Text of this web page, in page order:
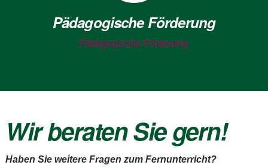
Pädagogische Förderung
Pädagogische Förderung
Wir beraten Sie gern!
Haben Sie weitere Fragen zum Fernunterricht?